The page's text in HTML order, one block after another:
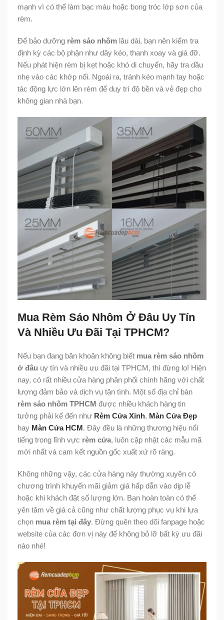
mạnh vì có thể làm bạc màu hoặc bong tróc lớp sơn của
rèm.
Để bảo dưỡng rèm sáo nhôm lâu dài, bạn nên kiểm tra
định kỳ các bộ phận như dây kéo, thanh xoay và giá đỡ.
Nếu phát hiện rèm bị kẹt hoặc khó di chuyển, hãy tra dầu
nhẹ vào các khớp nối. Ngoài ra, tránh kéo mạnh tay hoặc
tác động lực lớn lên rèm để duy trì độ bền và vẻ đẹp cho
không gian nhà bạn.
Mua Rèm Sáo Nhôm Ở Đâu Uy Tín
Và Nhiều Ưu Đãi Tại TPHCM?
Nếu bạn đang băn khoăn không biết mua rèm sáo nhôm
ở đâu uy tín và nhiều ưu đãi tại TPHCM, thì đừng lo! Hiện
nay, có rất nhiều cửa hàng phân phối chính hãng với chất
lượng đảm bảo và dịch vụ tận tình. Một số địa chỉ bán
rèm sáo nhôm TPHCM được nhiều khách hàng tin
tưởng phải kể đến như Rèm Cửa Xinh, Màn Cửa Đẹp
hay Màn Cửa HCM. Đây đều là những thương hiệu nổi
tiếng trong lĩnh vực rèm cửa, luôn cập nhật các mẫu mã
mới nhất và cam kết nguồn gốc xuất xứ rõ ràng.
Không những vậy, các cửa hàng này thường xuyên có
chương trình khuyến mãi giảm giá hấp dẫn vào dịp lễ
hoặc khi khách đặt số lượng lớn. Bạn hoàn toàn có thể
yên tâm về giá cả cũng như chất lượng phục vụ khi lựa
chọn mua rèm tại đây. Đừng quên theo dõi fanpage hoặc
website của các đơn vị này để không bỏ lỡ bất kỳ ưu đãi
nào nhé!